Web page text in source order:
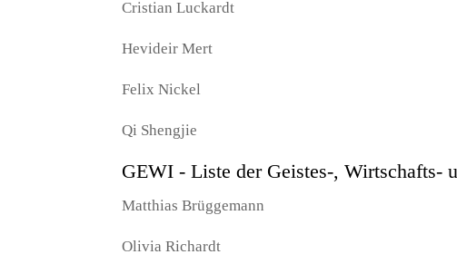
Cristian Luckardt
Hevideir Mert
Felix Nickel
Qi Shengjie
GEWI - Liste der Geistes-, Wirtschafts-
Matthias Brüggemann
Olivia Richardt